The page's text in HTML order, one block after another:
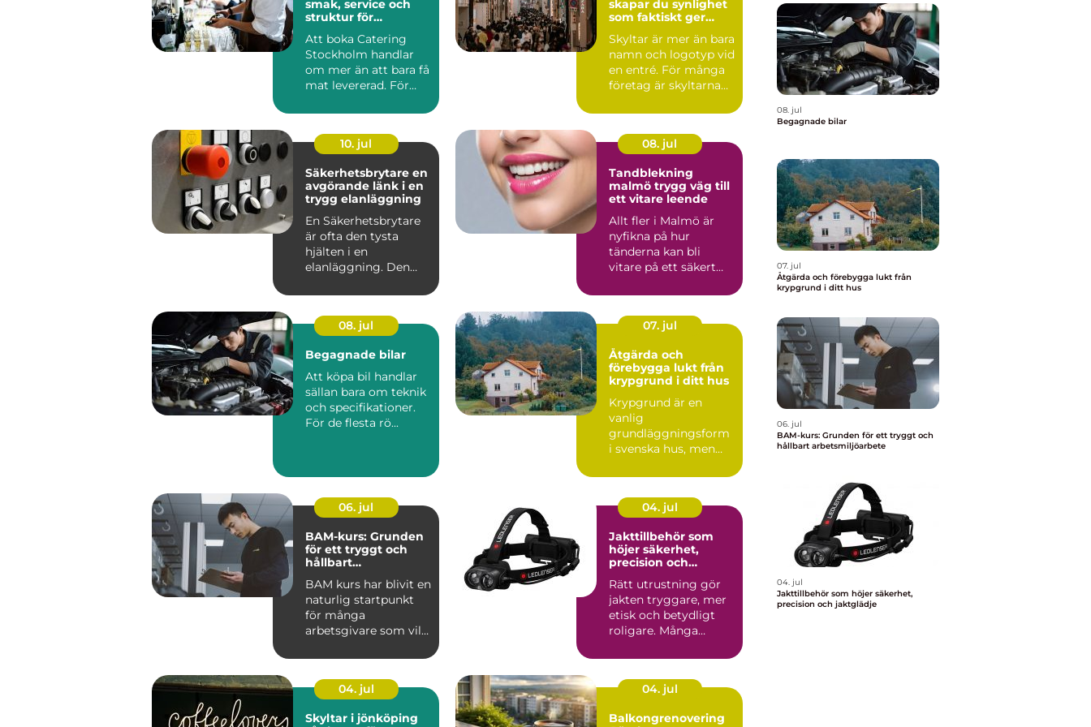
smak, service och
struktur för
Att boka Catering
Stockholm handlar
om mer än att bara få
mat levererad. För
röda...
skapar du synlighet
som faktiskt ger
Skyltar är mer än bara
namn och logotyp vid
en entré. För många
företag är skyltarna
10. jul
Säkerhetsbrytare en
avgörande länk i en
trygg elanläggning
En Säkerhetsbrytare
är ofta den tysta
hjälten i en
elanläggning. Den
vardagen, men nä...
08. jul
Tandblekning
malmö trygg väg till
ett vitare leende
Allt fler i Malmö är
nyfikna på hur
tänderna kan bli
vitare på ett säkert
r...
08. jul
Begagnade bilar
Att köpa bil handlar
sällan bara om teknik
och specifikationer.
För de flesta rö...
07. jul
Åtgärda och
förebygga lukt från
krypgrund i ditt hus
Krypgrund är en
vanlig
grundläggningsform
i svenska hus, men
uts...
06. jul
BAM-kurs: Grunden
för ett tryggt och
hållbart
BAM kurs har blivit en
naturlig startpunkt
för många
arbetsgivare som vill
04. jul
Jakttillbehör som
höjer säkerhet,
precision och
Rätt utrustning gör
jakten tryggare, mer
etisk och betydligt
roligare. Många
vapen...
04. jul
Skyltar i jönköping
04. jul
Balkongrenovering
08. jul
Begagnade bilar
07. jul
Åtgärda och förebygga lukt från
krypgrund i ditt hus
06. jul
BAM-kurs: Grunden för ett tryggt och
hållbart arbetsmiljöarbete
04. jul
Jakttillbehör som höjer säkerhet,
precision och jaktglädje